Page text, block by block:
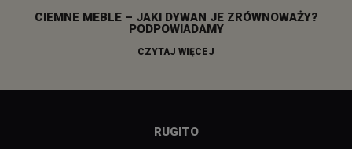
CIEMNE MEBLE – JAKI DYWAN JE ZRÓWNOWAŻY?
PODPOWIADAMY
CZYTAJ WIĘCEJ
RUGITO